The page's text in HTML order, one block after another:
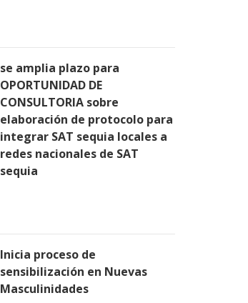
se amplia plazo para
OPORTUNIDAD DE
CONSULTORIA sobre
elaboración de protocolo para
integrar SAT sequia locales a
redes nacionales de SAT
sequia
Inicia proceso de
sensibilización en Nuevas
Masculinidades